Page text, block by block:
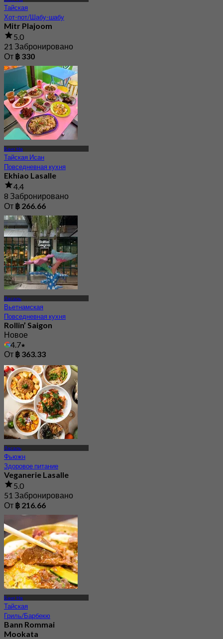
Тайская
Хот-пот/Шабу-шабу
Mitr Plajoom
5.0
21 Забронировано
От ฿ 330
Банг На
Тайская Исан
Повседневная кухня
Ekhiao Lasalle
4.4
8 Забронировано
От ฿ 266.66
Ласаль
Вьетнамская
Повседневная кухня
Rollin’ Saigon
Новое
4.7
От ฿ 363.33
Ласаль
Фьюжн
Здоровое питание
Veganerie Lasalle
5.0
51 Забронировано
От ฿ 216.66
Банг На
Тайская
Гриль/Барбекю
Bann Rommai
Mookata